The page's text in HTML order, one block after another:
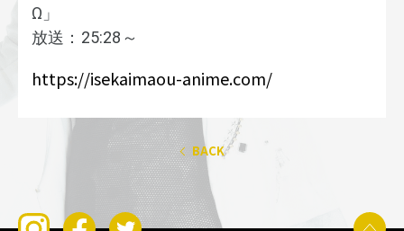
Ω」
放送：25:28～
https://isekaimaou-anime.com/
BACK